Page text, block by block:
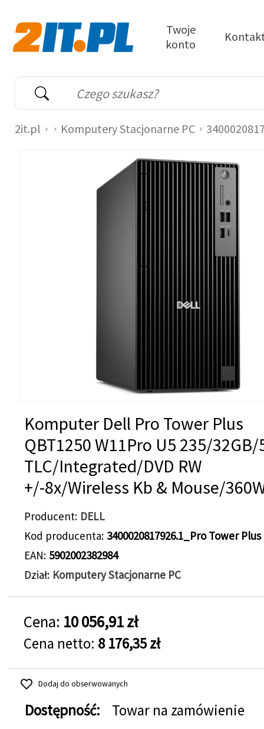
Wyszukiwarka
Słowo kluczowe
Twoje
konto
2it.pl Komputery Stacjonarne PC
Komputer Dell Pro Tower Plus
QBT1250 W11Pro U5 235/32GB/
TLC/Integrated/DVD RW
+/-8x/Wireless Kb & Mouse/
Producent DELL
Kod producenta 3400020817926.1_Pro Tower Plus
EAN 5902002382984
Dział Komputery Stacjonarne PC
Cena: 10 056,91 zł
Cena netto: 8 176,35 zł
Dodaj do obserwowanych
Dostępność:
Towar na zamówienie